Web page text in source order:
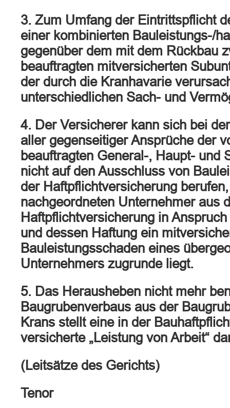
3. Zum Umfang der Eintrittspflicht
einer kombinierten Bauleistungs-/
gegenüber dem mit dem Rückbau
beauftragten mitversicherten
der durch die Kranhavarie
unterschiedlichen Sach- und
4. Der Versicherer kann sich bei
aller gegenseitiger Ansprüche der
beauftragten General-, Haupt- und
nicht auf den Ausschluss von
der Haftpflichtversicherung
nachgeordneten Unternehmer aus
Haftpflichtversicherung in
und dessen Haftung ein
Bauleistungsschaden eines
Unternehmers zugrunde liegt.
5. Das Herausheben nicht mehr
Baugrubenverbaus aus der
Krans stellt eine in der
versicherte „Leistung von Arbeit“
(Leitsätze des Gerichts)
Tenor